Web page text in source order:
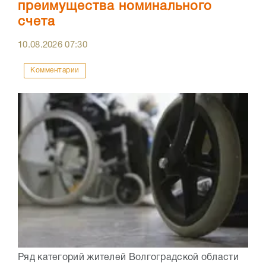
преимущества номинального
счета
10.08.202607:30
Комментарии
Ряд категорий жителей Волгоградской области